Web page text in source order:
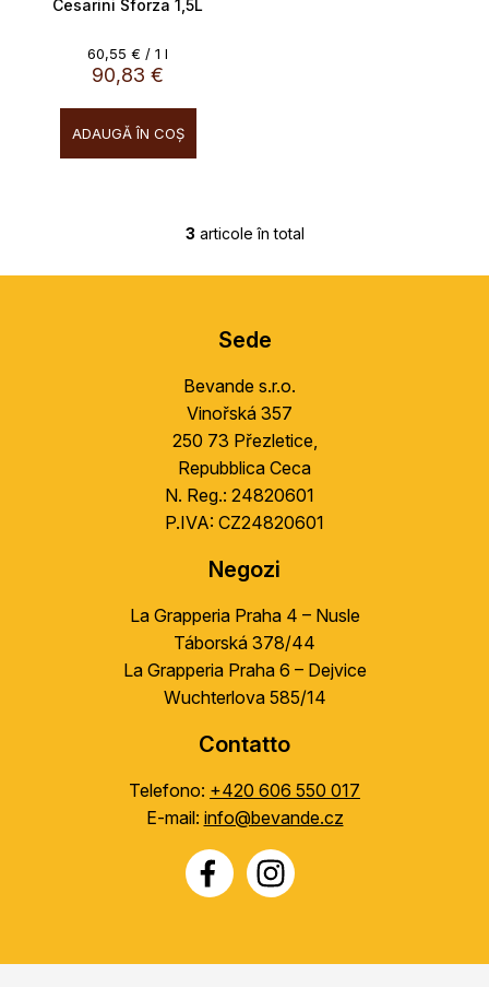
Cesarini Sforza 1,5L
90,83 €
Evaluare
preţ:
60,55 € / 1 l
ADAUGĂ ÎN COŞ
C
r
l
u
l
l
i
s
t
r
i
l
o
r
3 articole în total
Sede
Bevande s.r.o.
Vinořská 357
250 73 Přezletice,
Repubblica Ceca
N. Reg.: 24820601
P.IVA: CZ24820601
Negozi
La Grapperia Praha 4 – Nusle
Táborská 378/44
La Grapperia Praha 6 – Dejvice
Wuchterlova 585/14
Contatto
Telefono: +420 606 550 017
E-mail: info@bevande.cz